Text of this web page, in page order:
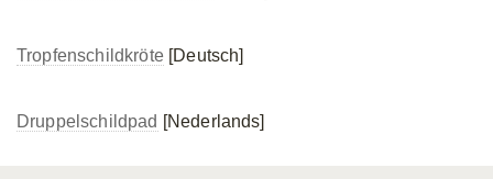
Tropfenschildkröte[Deutsch]
Druppelschildpad [Nederlands]